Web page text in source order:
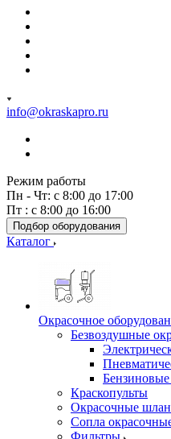
info@okraskapro.ru
Режим работы
Пн - Чт: с 8:00 до 17:00
Пт : с 8:00 до 16:00
Подбор оборудования
Каталог
Окрасочное
Безвоздушные
Краскопульты
Окрасочные
Сопла
Фильтры